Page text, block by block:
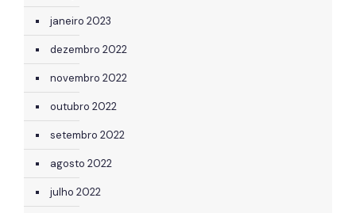
janeiro 2023
dezembro 2022
novembro 2022
outubro 2022
setembro 2022
agosto 2022
julho 2022